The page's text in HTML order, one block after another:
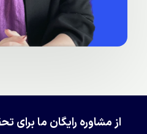
از مشاوره رایگان ما